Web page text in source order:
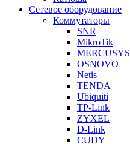
Сетевое оборудование
Коммутаторы
SNR
MikroTik
MERCUSYS
OSNOVO
Netis
TENDA
Ubiquiti
TP-Link
ZYXEL
D-Link
CUDY